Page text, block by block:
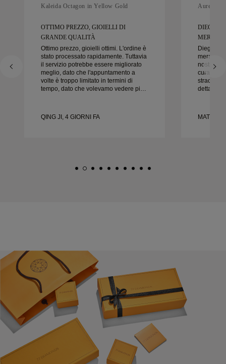
Kaleida Octagon in Yellow Gold
OTTIMO PREZZO, GIOIELLI DI
GRANDE QUALITÀ
Ottimo prezzo, gioielli ottimi. L'ordine è
stato processato rapidamente. Tuttavia
il servizio potrebbe essere migliorato
meglio, dato che l'appuntamento a
volte è troppo limitato in termini di
tempo, dato che volevamo vedere più
gioielli di buona qualità. Moglie è
QING JI, 4 GIORNI FA
Aurelle in
DIEGO È
Diego è
nostre
cura e la
dettaglio